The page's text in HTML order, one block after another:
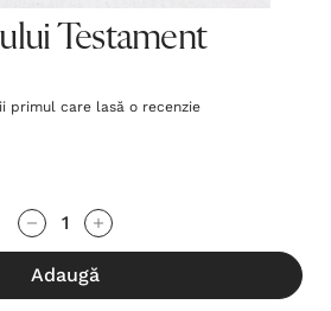
Testament
primul care lasă o recenzie
Adaugă